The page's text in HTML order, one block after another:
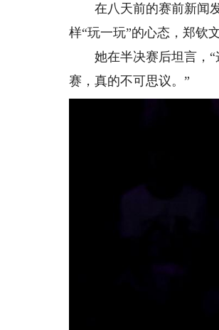
在八天前的赛前新闻发
样“玩一玩”的心态，郑钦
她在半决赛后坦言，“
赛，真的不可思议。”